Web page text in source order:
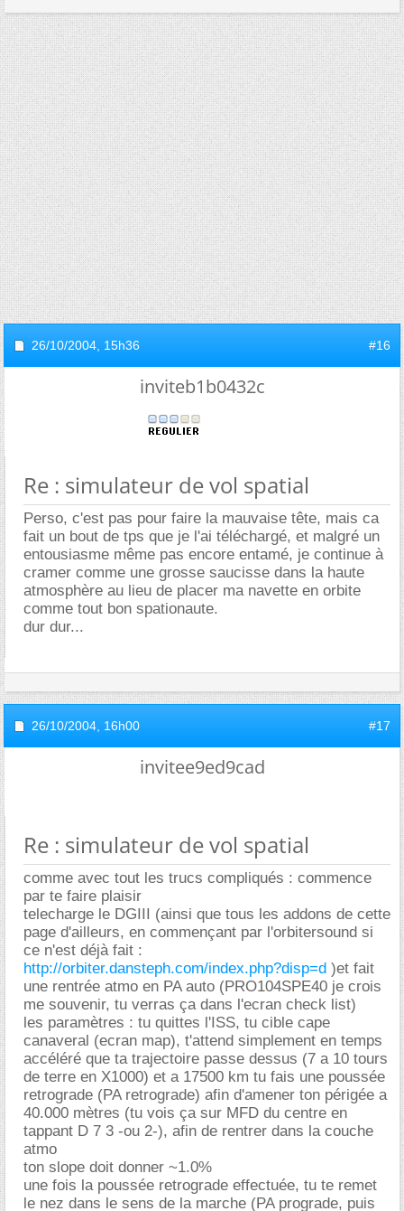
26/10/2004, 15h36 #16
inviteb1b0432c
Re : simulateur de vol spatial
Perso, c'est pas pour faire la mauvaise tête, mais ca
fait un bout de tps que je l'ai téléchargé, et malgré un
entousiasme même pas encore entamé, je continue à
cramer comme une grosse saucisse dans la haute
atmosphère au lieu de placer ma navette en orbite
comme tout bon spationaute.
dur dur...
26/10/2004, 16h00 #17
invitee9ed9cad
Re : simulateur de vol spatial
comme avec tout les trucs compliqués : commence
par te faire plaisir
telecharge le DGIII (ainsi que tous les addons de cette
page d'ailleurs, en commençant par l'orbitersound si
ce n'est déjà fait :
http://orbiter.dansteph.com/index.php?disp=d )et fait
une rentrée atmo en PA auto (PRO104SPE40 je crois
me souvenir, tu verras ça dans l'ecran check list)
les paramètres : tu quittes l'ISS, tu cible cape
canaveral (ecran map), t'attend simplement en temps
accéléré que ta trajectoire passe dessus (7 a 10 tours
de terre en X1000) et a 17500 km tu fais une poussée
retrograde (PA retrograde) afin d'amener ton périgée a
40.000 mètres (tu vois ça sur MFD du centre en
tappant D 7 3 -ou 2-), afin de rentrer dans la couche
atmo
ton slope doit donner ~1.0%
une fois la poussée retrograde effectuée, tu te remet
le nez dans le sens de la marche (PA prograde, puis